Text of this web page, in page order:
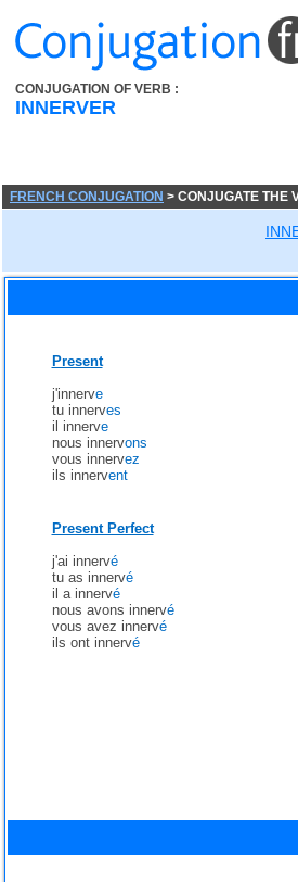
CONJUGATION OF VERB :
INNERVER
FRENCH CONJUGATION > CONJUGATE THE
Present
j'innerve
tu innerves
il innerve
nous innervons
vous innervez
ils innervent
Present Perfect
j'ai innervé
tu as innervé
il a innervé
nous avons innervé
vous avez innervé
ils ont innervé